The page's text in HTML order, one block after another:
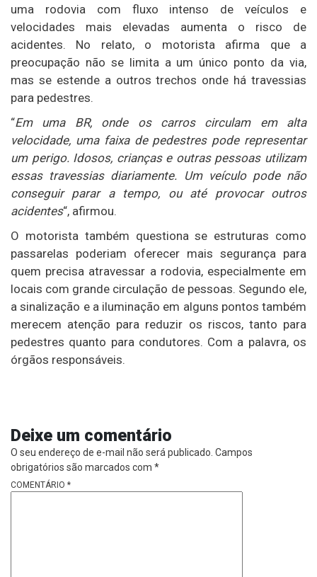
uma rodovia com fluxo intenso de veículos e
velocidades mais elevadas aumenta o risco de
acidentes. No relato, o motorista afirma que a
preocupação não se limita a um único ponto da via,
mas se estende a outros trechos onde há travessias
para pedestres.
“Em uma BR, onde os carros circulam em alta
velocidade, uma faixa de pedestres pode representar
um perigo. Idosos, crianças e outras pessoas utilizam
essas travessias diariamente. Um veículo pode não
conseguir parar a tempo, ou até provocar outros
acidentes“, afirmou.
O motorista também questiona se estruturas como
passarelas poderiam oferecer mais segurança para
quem precisa atravessar a rodovia, especialmente em
locais com grande circulação de pessoas. Segundo ele,
a sinalização e a iluminação em alguns pontos também
merecem atenção para reduzir os riscos, tanto para
pedestres quanto para condutores. Com a palavra, os
órgãos responsáveis.
Deixe um comentário
O seu endereço de e-mail não será publicado. Campos
obrigatórios são marcados com *
COMENTÁRIO *